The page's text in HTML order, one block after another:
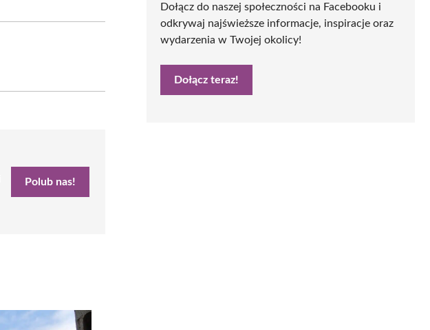
Polub nas!
Dołącz do naszej społeczności na Facebooku i
odkrywaj najświeższe informacje, inspiracje oraz
wydarzenia w Twojej okolicy!
Dołącz teraz!